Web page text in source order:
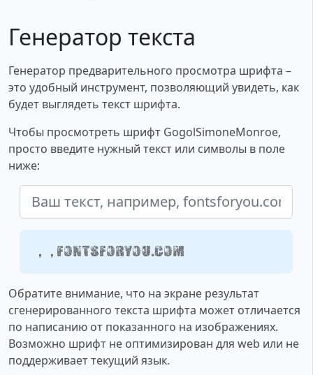
Генератор текста
Генератор предварительного просмотра шрифта –
это удобный инструмент, позволяющий увидеть, как
будет выглядеть текст шрифта.
Чтобы просмотреть шрифт GogolSimoneMonroe,
просто введите нужный текст или символы в поле
ниже:
Ваш текст, например, fontsforyou.com
Обратите внимание, что на экране результат
сгенерированного текста шрифта может отличается
по написанию от показанного на изображениях.
Возможно шрифт не оптимизирован для web или не
поддерживает текущий язык.